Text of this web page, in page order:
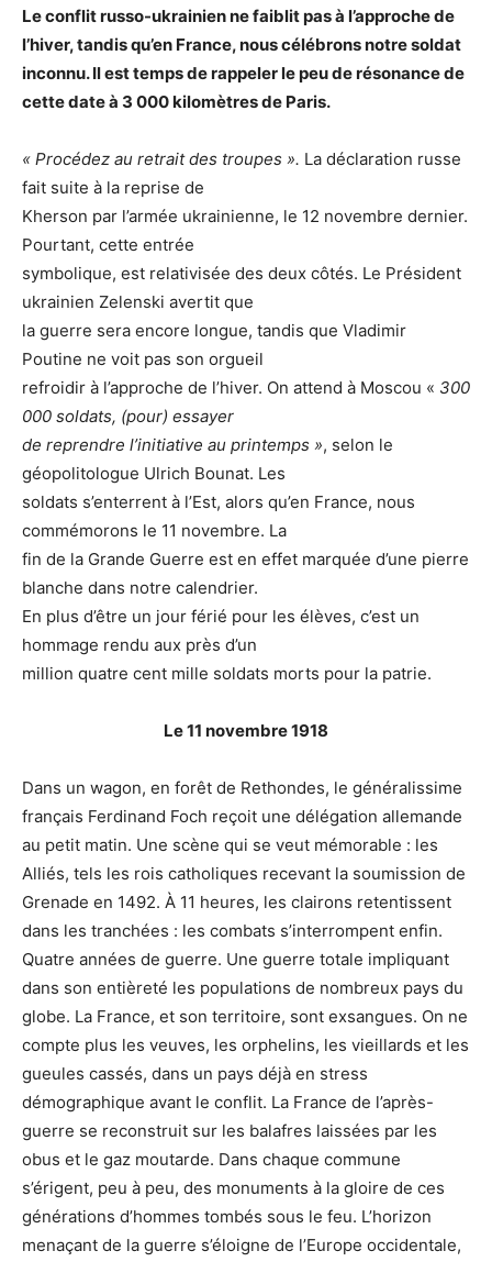
Le conflit russo-ukrainien ne faiblit pas à l’approche de
l’hiver, tandis qu’en France, nous célébrons notre soldat
inconnu. Il est temps de rappeler le peu de résonance de
cette date à 3 000 kilomètres de Paris.
« Procédez au retrait des troupes ». La déclaration russe
fait suite à la reprise de
Kherson par l’armée ukrainienne, le 12 novembre dernier.
Pourtant, cette entrée
symbolique, est relativisée des deux côtés. Le Président
ukrainien Zelenski avertit que
la guerre sera encore longue, tandis que Vladimir
Poutine ne voit pas son orgueil
refroidir à l’approche de l’hiver. On attend à Moscou « 300
000 soldats, (pour) essayer
de reprendre l’initiative au printemps », selon le
géopolitologue Ulrich Bounat. Les
soldats s’enterrent à l’Est, alors qu’en France, nous
commémorons le 11 novembre. La
fin de la Grande Guerre est en effet marquée d’une pierre
blanche dans notre calendrier.
En plus d’être un jour férié pour les élèves, c’est un
hommage rendu aux près d’un
million quatre cent mille soldats morts pour la patrie.
Le 11 novembre 1918
Dans un wagon, en forêt de Rethondes, le généralissime
français Ferdinand Foch reçoit une délégation allemande
au petit matin. Une scène qui se veut mémorable : les
Alliés, tels les rois catholiques recevant la soumission de
Grenade en 1492. À 11 heures, les clairons retentissent
dans les tranchées : les combats s’interrompent enfin.
Quatre années de guerre. Une guerre totale impliquant
dans son entièreté les populations de nombreux pays du
globe. La France, et son territoire, sont exsangues. On ne
compte plus les veuves, les orphelins, les vieillards et les
gueules cassés, dans un pays déjà en stress
démographique avant le conflit. La France de l’après-
guerre se reconstruit sur les balafres laissées par les
obus et le gaz moutarde. Dans chaque commune
s’érigent, peu à peu, des monuments à la gloire de ces
générations d’hommes tombés sous le feu. L’horizon
menaçant de la guerre s’éloigne de l’Europe occidentale,